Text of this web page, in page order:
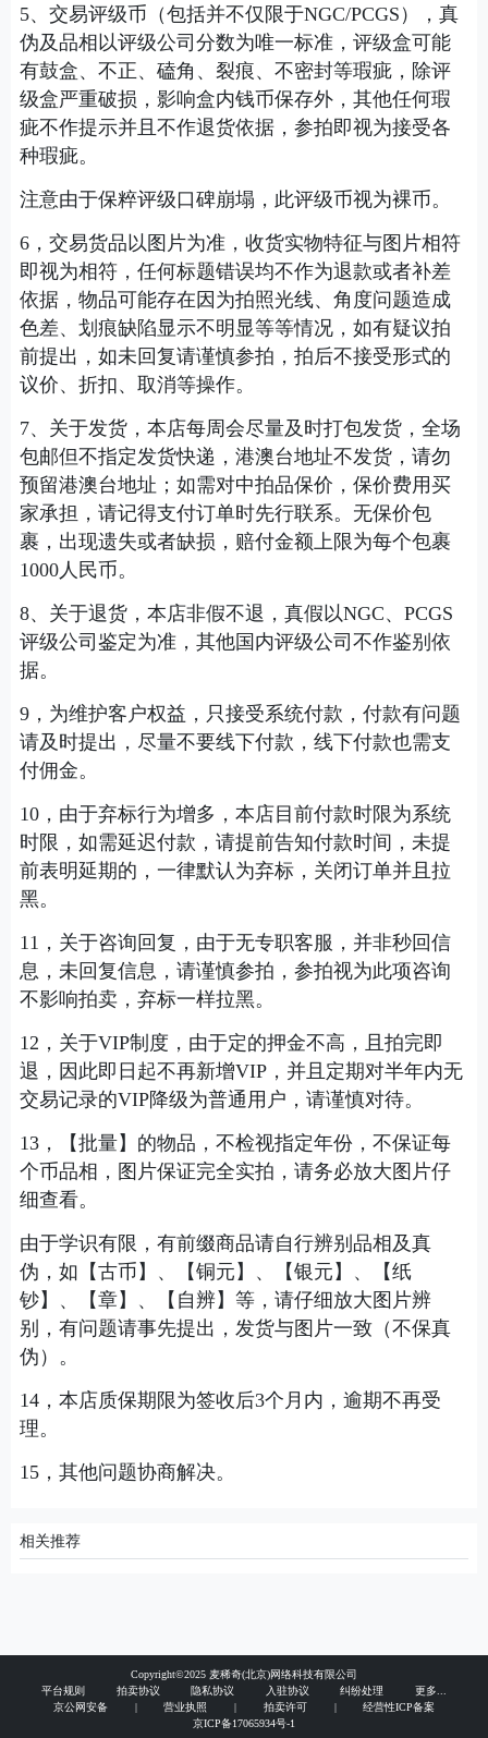
5、交易评级币（包括并不仅限于NGC/PCGS），真
伪及品相以评级公司分数为唯一标准，评级盒可能
有鼓盒、不正、磕角、裂痕、不密封等瑕疵，除评
级盒严重破损，影响盒内钱币保存外，其他任何瑕
疵不作提示并且不作退货依据，参拍即视为接受各
种瑕疵。
注意由于保粹评级口碑崩塌，此评级币视为裸币。
6，交易货品以图片为准，收货实物特征与图片相符
即视为相符，任何标题错误均不作为退款或者补差
依据，物品可能存在因为拍照光线、角度问题造成
色差、划痕缺陷显示不明显等等情况，如有疑议拍
前提出，如未回复请谨慎参拍，拍后不接受形式的
议价、折扣、取消等操作。
7、关于发货，本店每周会尽量及时打包发货，全场
包邮但不指定发货快递，港澳台地址不发货，请勿
预留港澳台地址；如需对中拍品保价，保价费用买
家承担，请记得支付订单时先行联系。无保价包
裹，出现遗失或者缺损，赔付金额上限为每个包裹
1000人民币。
8、关于退货，本店非假不退，真假以NGC、PCGS
评级公司鉴定为准，其他国内评级公司不作鉴别依
据。
9，为维护客户权益，只接受系统付款，付款有问题
请及时提出，尽量不要线下付款，线下付款也需支
付佣金。
10，由于弃标行为增多，本店目前付款时限为系统
时限，如需延迟付款，请提前告知付款时间，未提
前表明延期的，一律默认为弃标，关闭订单并且拉
黑。
11，关于咨询回复，由于无专职客服，并非秒回信
息，未回复信息，请谨慎参拍，参拍视为此项咨询
不影响拍卖，弃标一样拉黑。
12，关于VIP制度，由于定的押金不高，且拍完即
退，因此即日起不再新增VIP，并且定期对半年内无
交易记录的VIP降级为普通用户，请谨慎对待。
13，【批量】的物品，不检视指定年份，不保证每
个币品相，图片保证完全实拍，请务必放大图片仔
细查看。
由于学识有限，有前缀商品请自行辨别品相及真
伪，如【古币】、【铜元】、【银元】、【纸
钞】、【章】、【自辨】等，请仔细放大图片辨
别，有问题请事先提出，发货与图片一致（不保真
伪）。
14，本店质保期限为签收后3个月内，逾期不再受
理。
15，其他问题协商解决。
相关推荐
Copyright©2025 麦稀奇(北京)网络科技有限公司
平台规则
拍卖协议 隐私协议 入驻协议 纠纷处理
更多...
京公网安备
| 营业执照 | 拍卖许可 |
经营性ICP备案
京ICP备17065934号-1